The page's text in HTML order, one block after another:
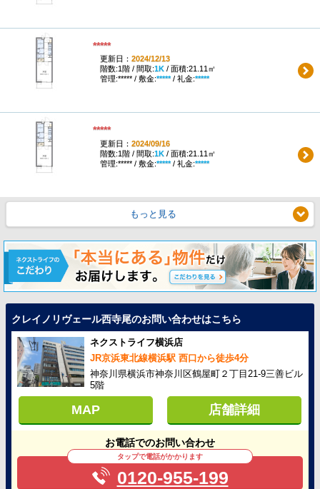
*****
更新日： 2024/12/13
階数:1階 / 間取:1K/ 面積:21.11㎡
管理:***** / 敷金:*****/ 礼金:*****
*****
更新日： 2024/09/16
階数:1階 / 間取:1K/ 面積:21.11㎡
管理:***** / 敷金:*****/ 礼金:*****
もっと見る
クレイノリヴェール西寺尾のお問い合わせはこちら
ネクストライフ横浜店
JR京浜東北線横浜駅 西口から徒歩4分
神奈川県横浜市神奈川区鶴屋町２丁目21-9三善ビル
5階
MAP 店舗詳細
お電話でのお問い合わせ
タップで電話がかかります
0120-955-199